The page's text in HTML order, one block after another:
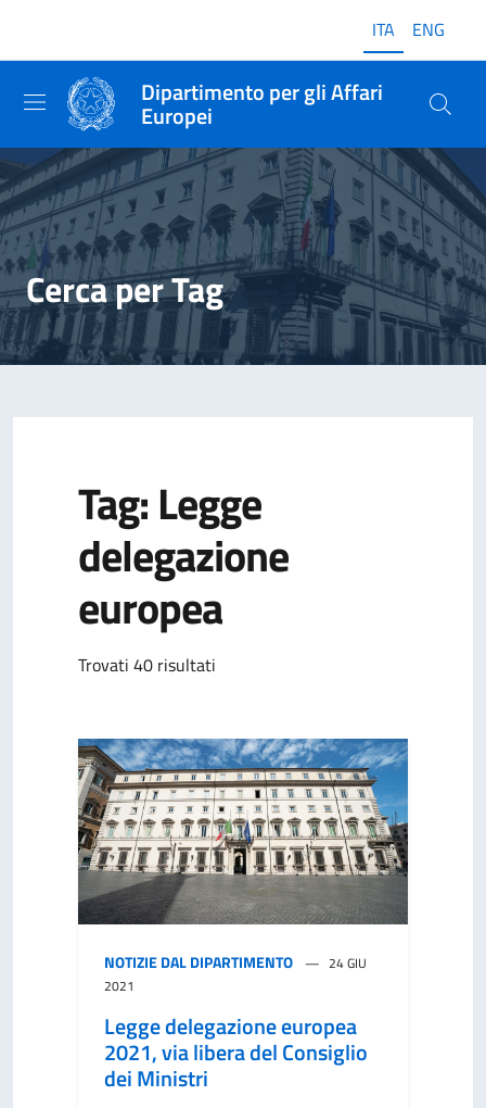
ITA ENG
Dipartimento per gli Affari
Europei
Cerca per Tag
Tag: Legge
delegazione
europea
Trovati 40 risultati
NOTIZIE DAL DIPARTIMENTO
24 GIU
2021
Legge delegazione europea
2021, via libera del Consiglio
dei Ministri